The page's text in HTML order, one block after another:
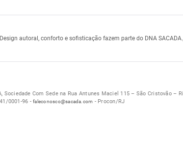
Design autoral, conforto e sofisticação fazem parte do DNA SACADA.
Sociedade Com Sede na Rua Antunes Maciel 115 – São Cristovão –
0001-96 -faleconosco@sacada.com - Procon/RJ